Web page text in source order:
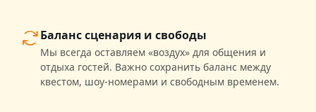
Баланс сценария и свободы
Мы всегда оставляем «воздух» для общения и
отдыха гостей. Важно сохранить баланс между
квестом, шоу-номерами и свободным временем.